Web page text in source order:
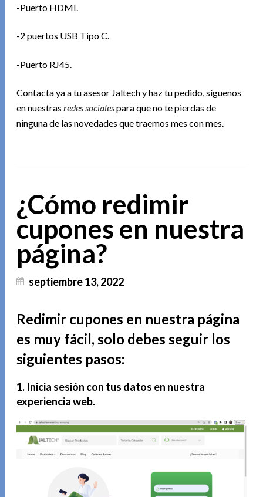
-Puerto HDMI.
-2 puertos USB Tipo C.
-Puerto RJ45.
Contacta ya a tu asesor Jaltech y haz tu pedido, síguenos
en nuestrasredes socialespara que no te pierdas de
ninguna de las novedades que traemos mes con mes.
¿Cómo redimir
cupones en nuestra
página?
septiembre 13, 2022
Redimir cupones en nuestra página
es muy fácil, solo debes seguir los
siguientes pasos:
1. Inicia sesión con tus datos en nuestra
experiencia web.